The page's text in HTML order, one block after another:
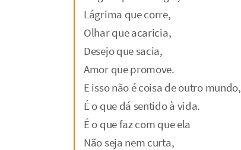
Lágrima que corre,
Olhar que acaricia,
Desejo que sacia,
Amor que promove.
E isso não é coisa de outro mundo,
É o que dá sentido à vida.
É o que faz com que ela
Não seja nem curta,